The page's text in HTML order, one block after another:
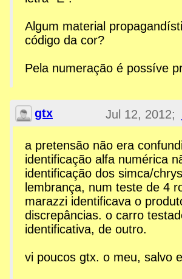
Algum material
código da cor?
Pela numeração é possíve
gtx Jul 12, 2012;
2:59am
Re:
a pretensão não era
identificação alfa numérica
identificação dos simca/
lembrança, num teste de 4
marazzi identificava o
discrepâncias. o carro
identificativa, de outro.
vi poucos gtx. o meu, salvo